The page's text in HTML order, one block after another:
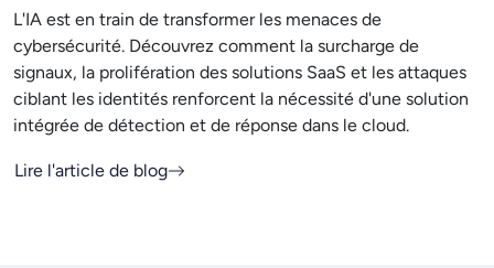
L'IA est en train de transformer les menaces de
cybersécurité. Découvrez comment la surcharge de
signaux, la prolifération des solutions SaaS et les attaques
ciblant les identités renforcent la nécessité d'une solution
intégrée de détection et de réponse dans le cloud.
Lire l'article de blog